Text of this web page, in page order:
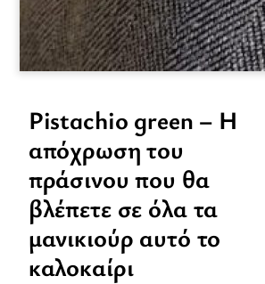
Pistachio green – Η
απόχρωση του
πράσινου που θα
βλέπετε σε όλα τα
μανικιούρ αυτό το
καλοκαίρι